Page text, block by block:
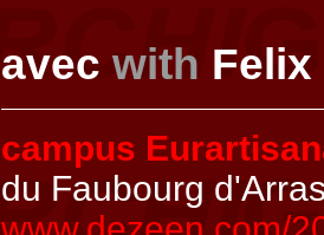
avec with Felix
campus
du Faubourg